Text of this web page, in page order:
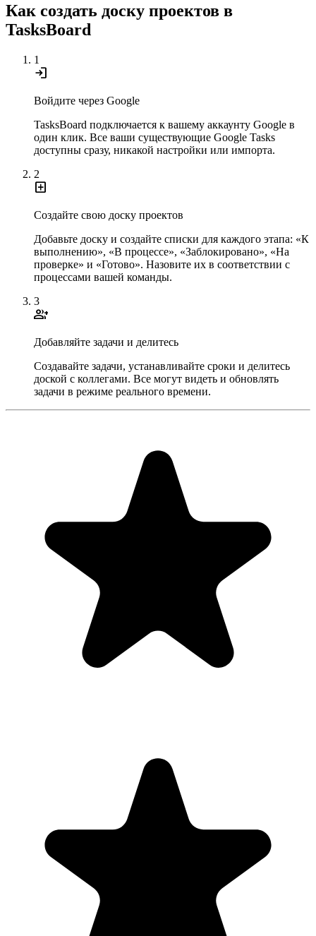
Как создать доску проектов в
TasksBoard
1
login
Войдите через Google
TasksBoard подключается к вашему аккаунту Google в
один клик. Все ваши существующие Google Tasks
доступны сразу, никакой настройки или импорта.
2
add_box
Создайте свою доску проектов
Добавьте доску и создайте списки для каждого этапа: «К
выполнению», «В процессе», «Заблокировано», «На
проверке» и «Готово». Назовите их в соответствии с
процессами вашей команды.
3
group_add
Добавляйте задачи и делитесь
Создавайте задачи, устанавливайте сроки и делитесь
доской с коллегами. Все могут видеть и обновлять
задачи в режиме реального времени.
"Always have 101 things to do and this helps me organize and
prioritize like no other app can. It syncs to my phone and laptop, and
when I add dates to tasks, they automatically integrate into my
Google Calendar, which is immensely convenient. I can look at my
daily, weekly, and monthly overview in Google Calendar and
clearly see how much I was able to accomplish! Great tool indeed.
Excited to see how it will evolve over time."